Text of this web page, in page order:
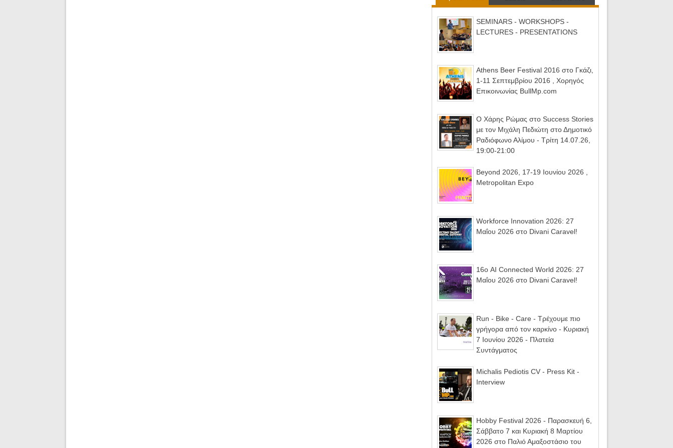
SEMINARS - WORKSHOPS -
LECTURES - PRESENTATIONS
Athens Beer Festival 2016 στο Γκάζι,
1-11 Σεπτεμβρίου 2016 , Χορηγός
Επικοινωνίας BullMp.com
Ο Χάρης Ρώμας στο Success Stories
με τον Μιχάλη Πεδιώτη στο Δημοτικό
Ραδιόφωνο Αλίμου - Τρίτη 14.07.26,
19:00-21:00
Beyond 2026, 17-19 Ιουνίου 2026 ,
Metropolitan Expo
Workforce Innovation 2026: 27
Μαΐου 2026 στο Divani Caravel!
16ο AI Connected World 2026: 27
Μαΐου 2026 στο Divani Caravel!
Run - Bike - Care - Τρέχουμε πιο
γρήγορα από τον καρκίνο - Κυριακή
7 Ιουνίου 2026 - Πλατεία
Συντάγματος
Michalis Pediotis CV - Press Kit -
Interview
Hobby Festival 2026 - Παρασκευή 6,
Σάββατο 7 και Κυριακή 8 Μαρτίου
2026 στο Παλιό Αμαξοστάσιο του